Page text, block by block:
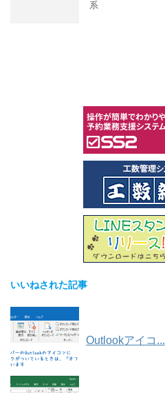
系
いいねされた記事
Outlookアイコ...